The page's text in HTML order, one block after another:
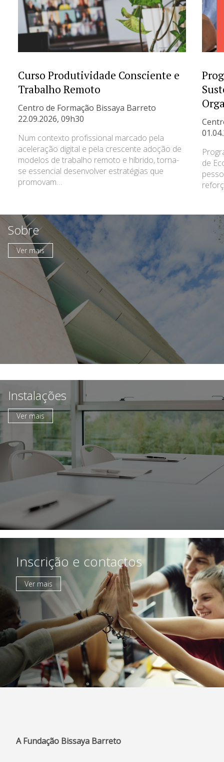
Curso Produtividade Consciente e
Trabalho Remoto
Centro de Formação Bissaya Barreto
22.09.2026, 09h30
Num contexto profissional marcado pela
aceleração digital e pela crescente adoção de
modelos de trabalho remoto e híbrido, torna-
se essencial desenvolver estratégias que
promovam…
de
Sobre
Ver mais
Instalações
Ver mais
Inscrição e contactos
Ver mais
A Fundação Bissaya Barreto